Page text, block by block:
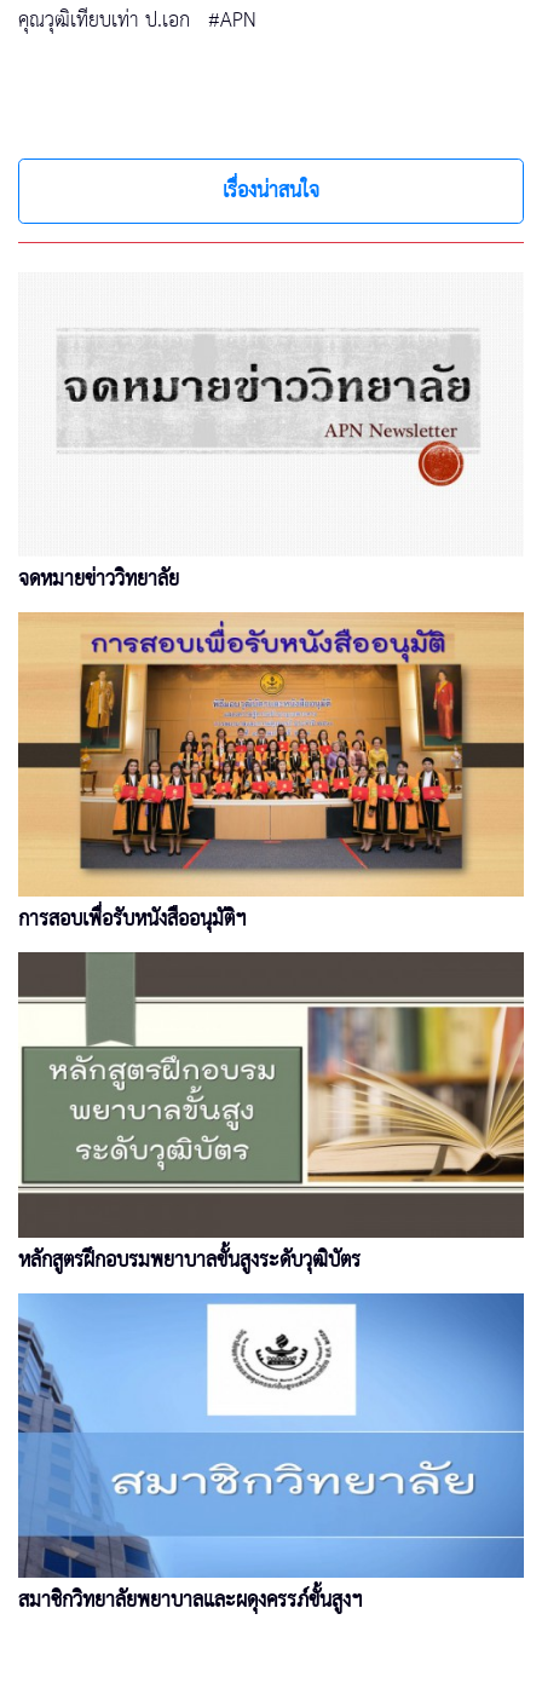
คุณวุฒิเทียบเท่า ป.เอก #APN
เรื่องน่าสนใจ
จดหมายข่าววิทยาลัย
การสอบเพื่อรับหนังสืออนุมัติฯ
หลักสูตรฝึกอบรมพยาบาลขั้นสูงระดับวุฒิบัตร
สมาชิกวิทยาลัยพยาบาลและผดุงครรภ์ขั้นสูงฯ